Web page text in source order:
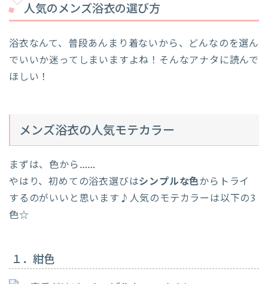
人気のメンズ浴衣の選び方
浴衣なんて、普段あんまり着ないから、どんなのを選ん
でいいか迷ってしまいますよね！そんなアナタに読んで
ほしい！
メンズ浴衣の人気モテカラー
まずは、色から……
やはり、初めての浴衣選びはシンプルな色からトライ
するのがいいと思います♪人気のモテカラーは以下の3
色☆
１．紺色